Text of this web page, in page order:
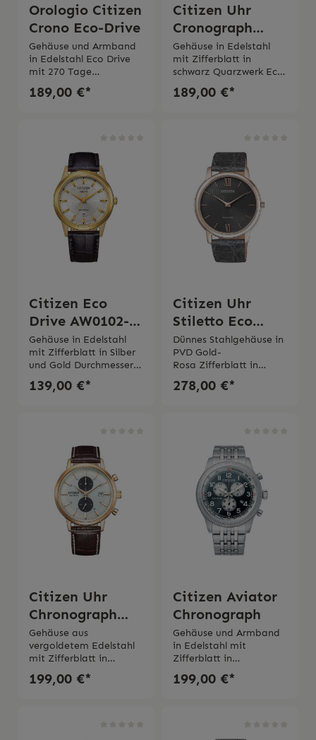
Orologio Citizen
Crono Eco-Drive
Gehäuse und Armband
in Edelstahl Eco Drive
mit 270 Tage
Gangreserve Durchmess
er 43
Verpackung und
Gebrauchsanweisung
geliefert
189,00 €*
Citizen Uhr
Cronograph
Classic black
Gehäuse in Edelstahl
mit Zifferblatt in
schwarz Quarzwerk Eco
Drive Gangreserve bis 6
Monate Lederarmband
189,00 €*
Citizen Eco
Drive AW0102-
13A
Gehäuse in Edelstahl
mit Zifferblatt in Silber
und Gold Durchmesser
mm Quarzwerk Eco
139,00 €*
Citizen Uhr
Stiletto Eco
Drive grau
Dünnes Stahlgehäuse in
PVD Gold-
Rosa Zifferblatt in
schwarz Quarzwerk Eco
Drive Durchmesser
278,00 €*
Citizen Uhr
Chronograph
Classic braun
Gehäuse aus
vergoldetem Edelstahl
mit Zifferblatt in
beige Quarzwerk Eco
Drive Gangreserve bis 6
199,00 €*
Citizen Aviator
Chronograph
Gehäuse und Armband
in Edelstahl mit
Zifferblatt in
blauDurchmesser
Gehäuse 42
199,00 €*